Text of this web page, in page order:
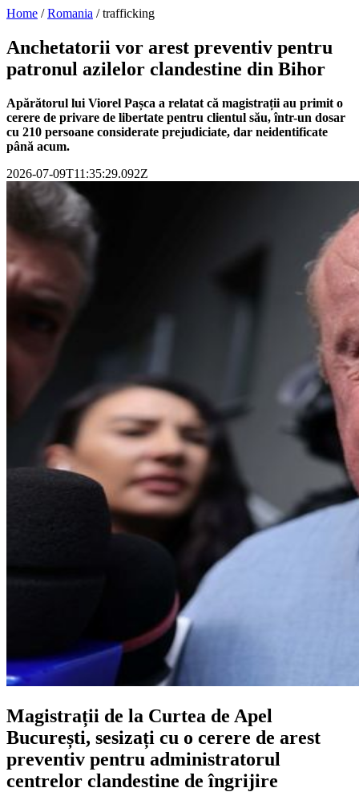
Home /Romania /trafficking
Anchetatorii vor arest preventiv pentru
patronul azilelor clandestine din Bihor
Apărătorul lui Viorel Pașca a relatat că magistrații au primit o
cerere de privare de libertate pentru clientul său, într-un dosar
cu 210 persoane considerate prejudiciate, dar neidentificate
până acum.
2026-07-09T11:35:29.092Z
Magistrații de la Curtea de Apel
București, sesizați cu o cerere de arest
preventiv pentru administratorul
centrelor clandestine de îngrijire